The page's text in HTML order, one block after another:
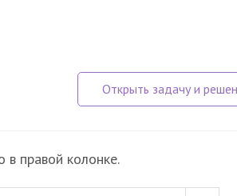
в правой колонке.